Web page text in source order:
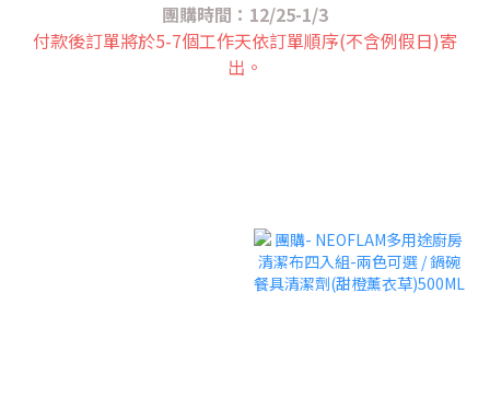
【重要公告｜政府演習期間服務提醒】8/10、8/13 14:30–15:00政
府演習期間，部分地區行動網路可能降速，官網操作可能受到影
團購時間：12/25-1/3
付款後訂單將於5-7個工作天依訂單順序(不含例假日)寄
出。